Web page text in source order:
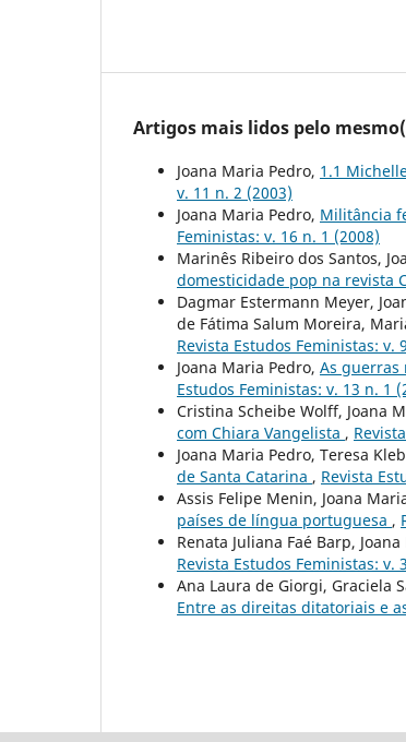
Artigos mais lidos pelo
Joana Maria Pedro, 1.1
v. 11 n. 2 (2003)
Joana Maria Pedro, Militância
Feministas: v. 16 n. 1 (2008)
Marinês Ribeiro dos Santos,
domesticidade pop na revista
Dagmar Estermann Meyer,
de Fátima Salum Moreira,
Revista Estudos Feministas: v.
Joana Maria Pedro, As guerras
Estudos Feministas: v. 13 n. 1
Cristina Scheibe Wolff, Joana
com Chiara Vangelista ,
Joana Maria Pedro, Teresa
de Santa Catarina , Revista
Assis Felipe Menin, Joana
países de língua portuguesa ,
Renata Juliana Faé Barp,
Revista Estudos Feministas: v.
Ana Laura de Giorgi, Graciela
Entre as direitas ditatoriais e